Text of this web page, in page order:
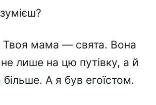
мама — свята. Вона
лише на цю путівку, а й
більше. А я був егоїстом.